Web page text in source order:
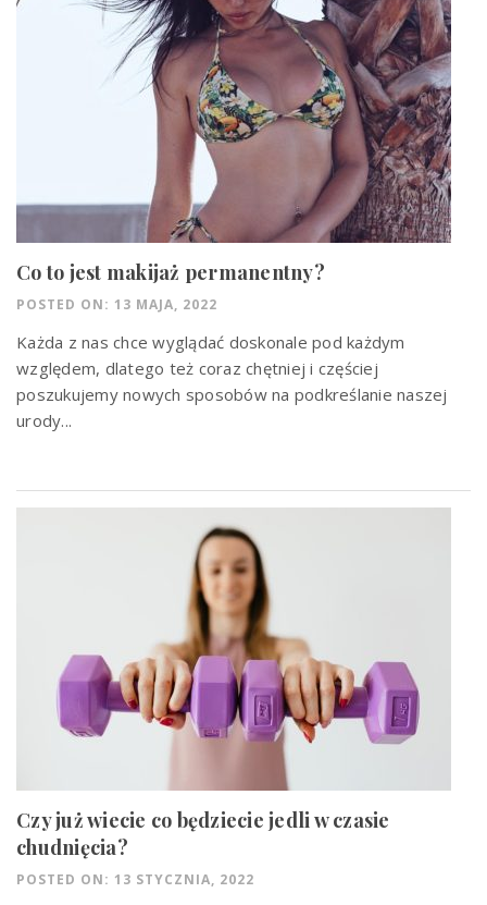
Co to jest makijaż permanentny?
POSTED ON: 13 MAJA, 2022
Każda z nas chce wyglądać doskonale pod każdym
względem, dlatego też coraz chętniej i częściej
poszukujemy nowych sposobów na podkreślanie naszej
urody...
Czy już wiecie co będziecie jedli w czasie
chudnięcia?
POSTED ON: 13 STYCZNIA, 2022